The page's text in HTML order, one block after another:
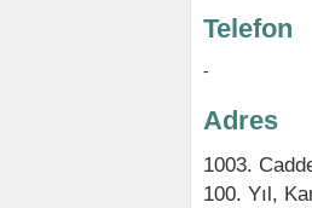
Telefon
-
Adres
1003.
100. Yıl,